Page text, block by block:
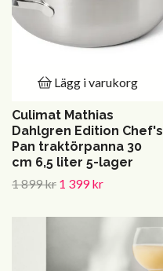
Lägg i varukorg
Culimat Mathias
Dahlgren Edition Chef's
Pan traktörpanna 30
cm 6,5 liter 5-lager
1 899 kr 1 399 kr